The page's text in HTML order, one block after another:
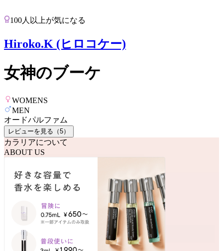
100人以上が気になる
Hiroko.K (ヒロコケー)
女神のブーケ
WOMENS
MEN
オードパルファム
レビューを見る（5）
カラリアについて
ABOUT US